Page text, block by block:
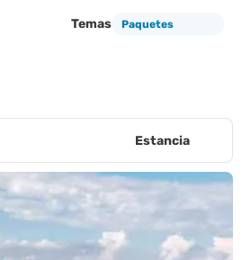
Temas Paquetes
Estancia